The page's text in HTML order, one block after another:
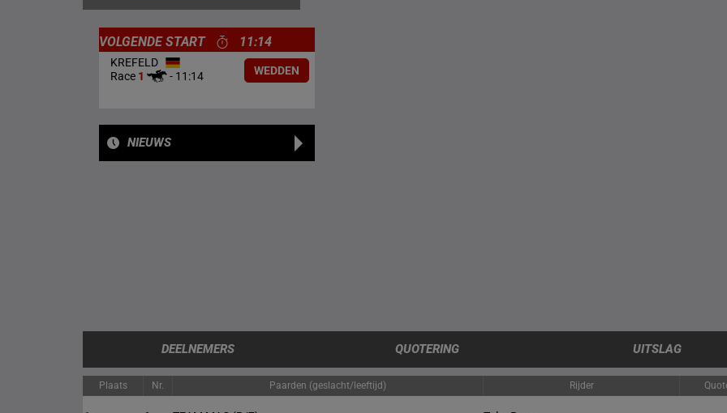
VOLGENDE START 11:14
KREFELD
Race1 - 11:14 WEDDEN
NIEUWS
DEELNEMERS QUOTERING UITSLAG
Plaats Nr. Paarden (geslacht/leeftijd) Rijder